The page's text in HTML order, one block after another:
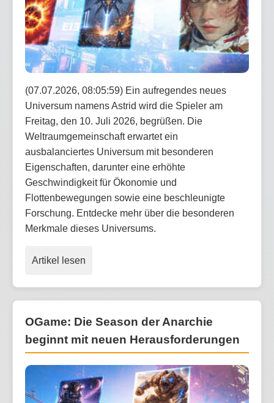
(07.07.2026, 08:05:59) Ein aufregendes neues
Universum namens Astrid wird die Spieler am
Freitag, den 10. Juli 2026, begrüßen. Die
Weltraumgemeinschaft erwartet ein
ausbalanciertes Universum mit besonderen
Eigenschaften, darunter eine erhöhte
Geschwindigkeit für Ökonomie und
Flottenbewegungen sowie eine beschleunigte
Forschung. Entdecke mehr über die besonderen
Merkmale dieses Universums.
Artikel lesen
OGame: Die Season der Anarchie
beginnt mit neuen Herausforderungen